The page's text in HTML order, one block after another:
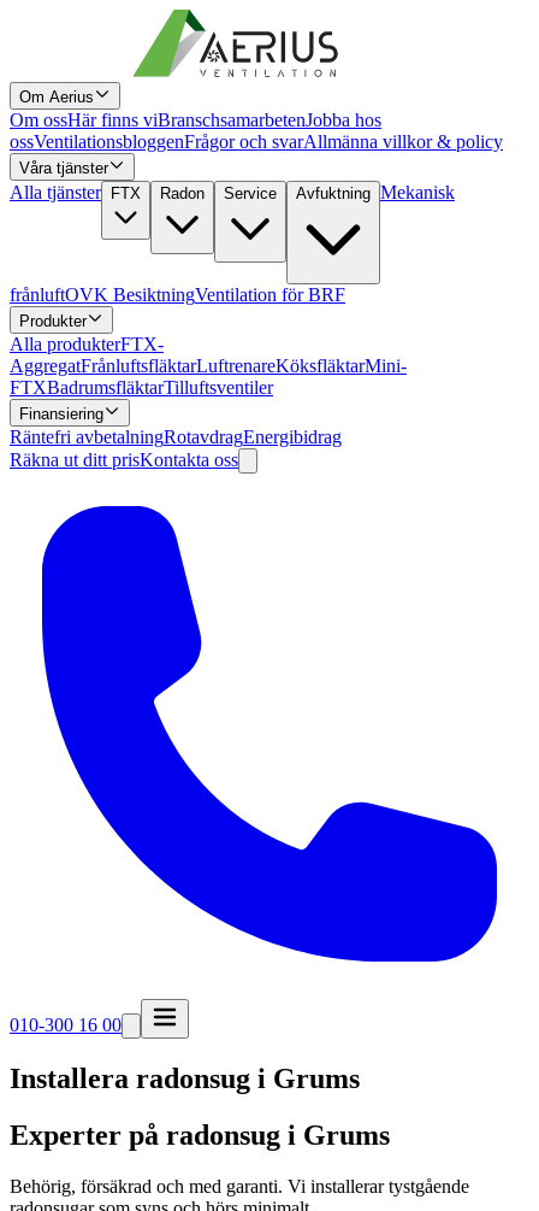
Om Aerius
Om ossHär finns viBranschsamarbetenJobba hos
ossVentilationsbloggenFrågor och svarAllmänna villkor & policy
Våra tjänster
Alla tjänster FTX Radon Service Avfuktning Mekanisk
frånluftOVK BesiktningVentilation för BRF
Produkter
Alla produkterFTX-
AggregatFrånluftsfläktarLuftrenareKöksfläktarMini-
FTXBadrumsfläktarTilluftsventiler
Finansiering
Räntefri avbetalningRotavdragEnergibidrag
Räkna ut ditt prisKontakta oss
010-300 16 00
Installera radonsug i Grums
Experter på radonsug i Grums
Behörig, försäkrad och med garanti. Vi installerar tystgående